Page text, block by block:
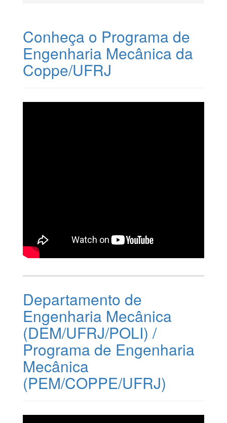
Conheça o Programa de
Engenharia Mecânica da
Coppe/UFRJ
Departamento de
Engenharia Mecânica
(DEM/UFRJ/POLI) /
Programa de Engenharia
Mecânica
(PEM/COPPE/UFRJ)